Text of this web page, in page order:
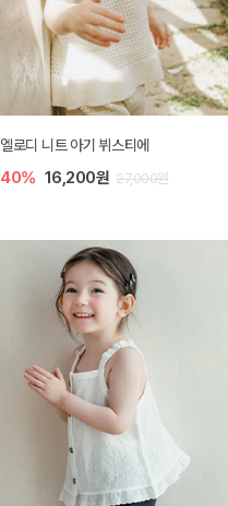
엘로디 니트 아기 뷔스티에
40% 16,200원 27,000원